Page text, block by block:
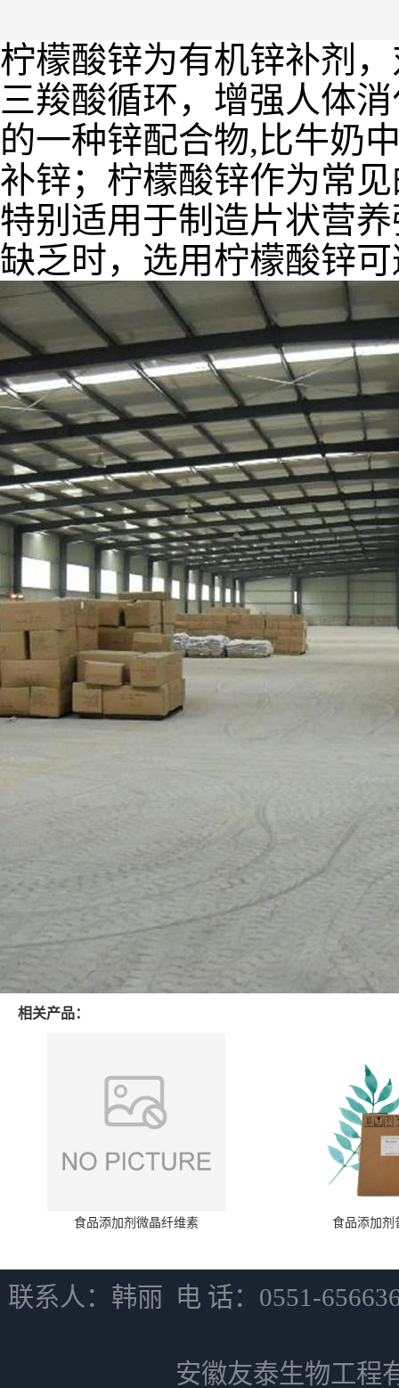
柠檬酸锌为有机锌补剂
三羧酸循环，增强人体
的一种锌配合物,比牛奶
补锌；柠檬酸锌作为常
特别适用于制造片状营
缺乏时，选用柠檬酸锌
相关产品：
食品添加剂微晶纤维素 食品添加剂
联系人：韩丽 电 话：0551-
安徽友泰生物工程